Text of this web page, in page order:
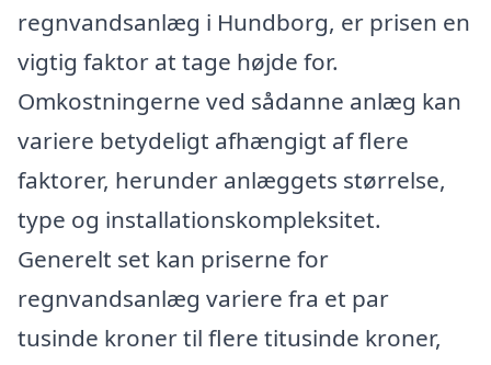
regnvandsanlæg i Hundborg, er prisen en
vigtig faktor at tage højde for.
Omkostningerne ved sådanne anlæg kan
variere betydeligt afhængigt af flere
faktorer, herunder anlæggets størrelse,
type og installationskompleksitet.
Generelt set kan priserne for
regnvandsanlæg variere fra et par
tusinde kroner til flere titusinde kroner,